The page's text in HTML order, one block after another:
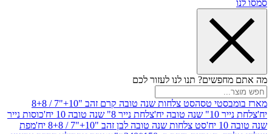
תנו לנו לעזור לכם
טסה
סט צלחות שנה טובה קרם זהב "10+"7 / 8+8
יח'
צלחת נייר 8" שנה טובה 10 יח'
כוסות נייר
סט צלחות שנה טובה לבן זהב "10+"7 / 8+8 יח'
מפת